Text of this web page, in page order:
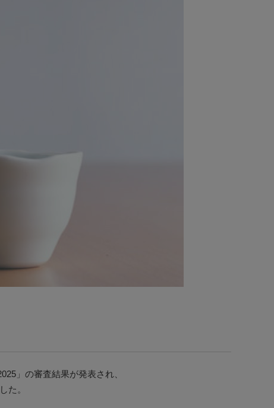
」の審査結果が発表され、
た。